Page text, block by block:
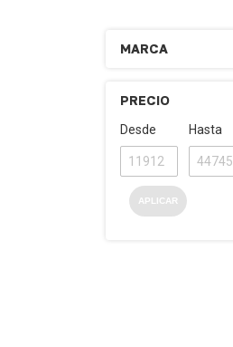
MARCA
PRECIO
Desde Hasta
APLICAR